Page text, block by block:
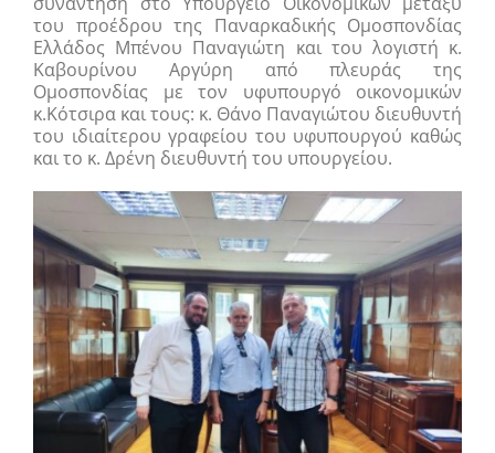
του προέδρου της Παναρκαδικής Ομοσπονδίας
Ελλάδος Μπένου Παναγιώτη και του λογιστή κ.
Καβουρίνου Αργύρη από πλευράς της
Ομοσπονδίας με τον υφυπουργό οικονομικών
κ.Κότσιρα και τους: κ. Θάνο Παναγιώτου διευθυντή
του ιδιαίτερου γραφείου του υφυπουργού καθώς
και το κ. Δρένη διευθυντή του υπουργείου.